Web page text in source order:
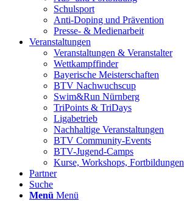
Schulsport
Anti-Doping und Prävention
Presse- & Medienarbeit
Veranstaltungen
Veranstaltungen & Veranstalter
Wettkampffinder
Bayerische Meisterschaften
BTV Nachwuchscup
Swim&Run Nürnberg
TriPoints & TriDays
Ligabetrieb
Nachhaltige Veranstaltungen
BTV Community-Events
BTV-Jugend-Camps
Kurse, Workshops, Fortbildungen
Partner
Suche
Menü Menü